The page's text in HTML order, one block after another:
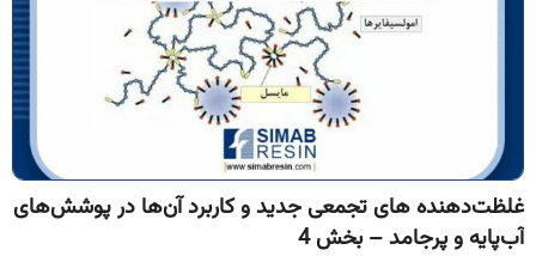
غلظت‌دهنده‌ های تجمعی جدید و کاربرد آن‌ها در پوشش‌های
آب‌پایه و پرجامد – بخش 4